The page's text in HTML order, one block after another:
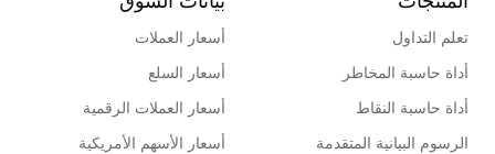
تعلم التداول
أداة حاسبة المخاطر
أداة حاسبة النقاط
الرسوم البيانية المتقدمة
أسعار العملات
أسعار السلع
أسعار العملات الرقمية
أسعار الأسهم الأمريكية